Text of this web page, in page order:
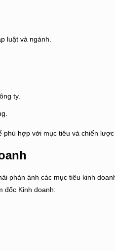
luật và ngành.
ty.
hợp với mục tiêu và chiến lược
phản ánh các mục tiêu kinh
đốc Kinh doanh: